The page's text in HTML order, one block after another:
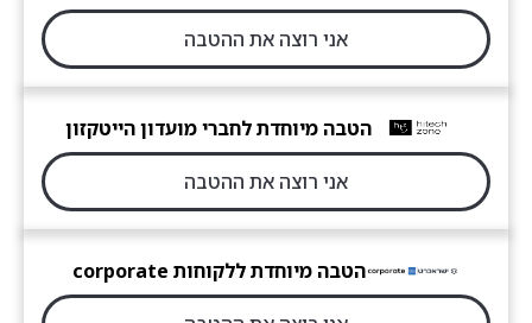
אני רוצה את ההטבה
הטבה מיוחדת לחברי מועדון הייטקזון
אני רוצה את ההטבה
הטבה מיוחדת ללקוחות corporate